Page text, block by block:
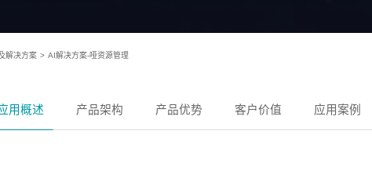
解决方案 > AI解决方案-哑资源管理
用概述 产品架构 产品优势 客户价值 应用案例